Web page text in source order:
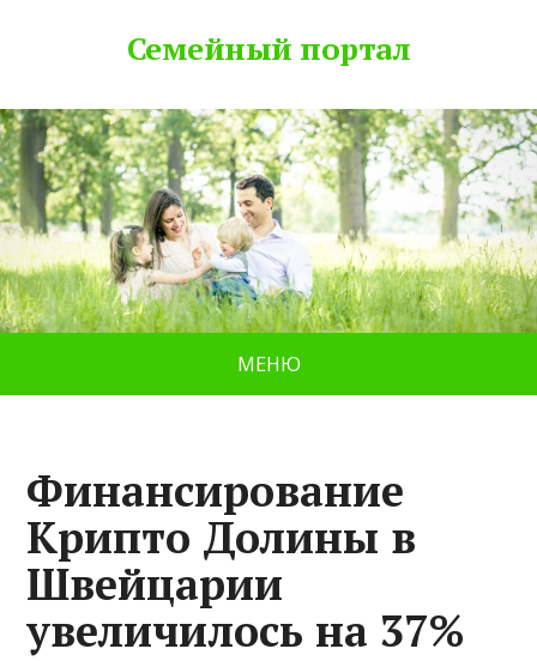
Семейный портал
МЕНЮ
Финансирование
Крипто Долины в
Швейцарии
увеличилось на 37%